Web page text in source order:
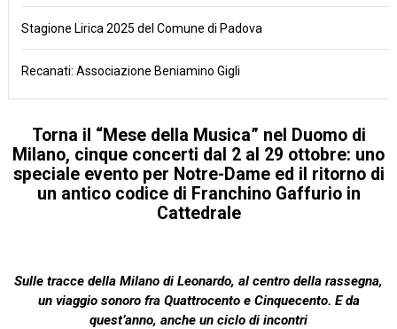
Stagione Lirica 2025 del Comune di Padova
Recanati: Associazione Beniamino Gigli
Torna il “Mese della Musica” nel Duomo di
Milano, cinque concerti dal 2 al 29 ottobre: uno
speciale evento per Notre-Dame ed il ritorno di
un antico codice di Franchino Gaffurio in
Cattedrale
Sulle tracce della Milano di Leonardo, al centro della rassegna,
un viaggio sonoro fra Quattrocento e Cinquecento. E da
quest’anno, anche un ciclo di incontri